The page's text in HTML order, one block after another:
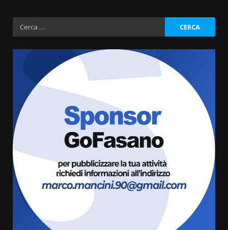
Ricerca
per:
La Banda Città di Fasano apre
ufficialmente la Festa di
8 Agosto 2026 11:00
Savelletri in festa, domani sera
grande spettacolo con Uccio De
Santis